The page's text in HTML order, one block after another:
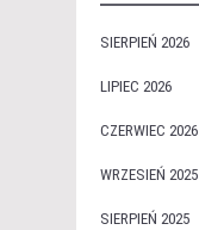
SIERPIEŃ 2026
LIPIEC 2026
CZERWIEC 2026
WRZESIEŃ 2025
SIERPIEŃ 2025